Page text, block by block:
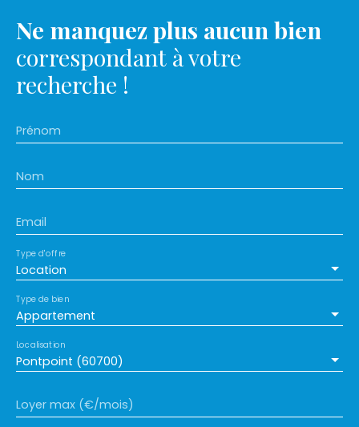
Ne manquez plus aucun bien
correspondant à votre
recherche !
Prénom
Nom
Email
Location
Type d'offre
Appartement
Type de bien
Pontpoint (60700)
Localisation
Loyer max (€/mois)